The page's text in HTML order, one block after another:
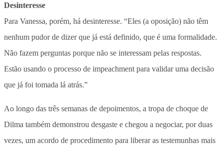
Desinteresse
Para Vanessa, porém, há desinteresse. “Eles (a oposição) não têm
nenhum pudor de dizer que já está definido, que é uma formalidade.
Não fazem perguntas porque não se interessam pelas respostas.
Estão usando o processo de impeachment para validar uma decisão
que já foi tomada lá atrás.”
Ao longo das três semanas de depoimentos, a tropa de choque de
Dilma também demonstrou desgaste e chegou a negociar, por duas
vezes, um acordo de procedimento para liberar as testemunhas mais